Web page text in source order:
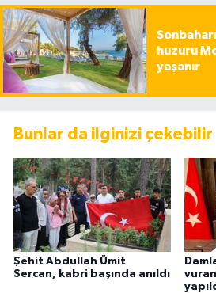
huzuru
yaşanır
Bunlar da ilginizi çekebilir
Şehit Abdullah Ümit
Sercan, kabri başında anıldı